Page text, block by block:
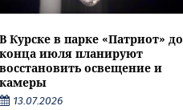
В Курске в парке «Патриот» до
конца июля планируют
восстановить освещение и
камеры
13.07.2026